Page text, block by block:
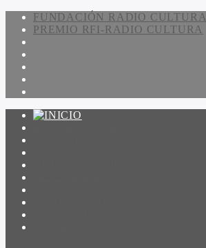
FUNDACIÓN RADIO CULTURA
PREMIO RFI-RADIO CULTURA